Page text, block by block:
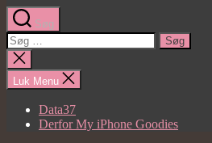
Søg
Søg
efter:
Luk
søgning
Luk Menu
Data37
Derfor My iPhone Goodies